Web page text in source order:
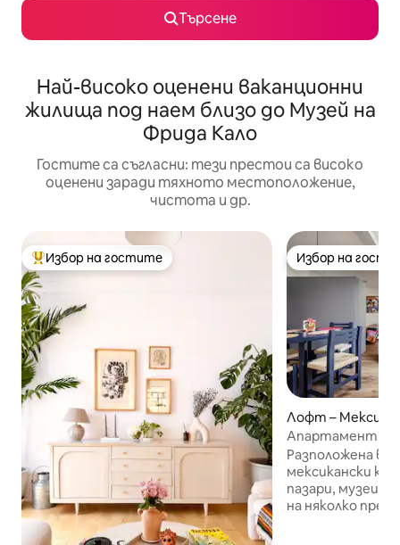
Търсене
Най-високо оценени ваканционни
жилища под наем близо до Музей на
Фрида Кало
Гостите са съгласни: тези престои са високо
оценени заради тяхното местоположение,
чистота и др.
Най-популярен избор на гостите
Избор на гостите Избор на
Избор на
Лофт –
Разположена в
мексикански
пазари, музеи и
на няколко